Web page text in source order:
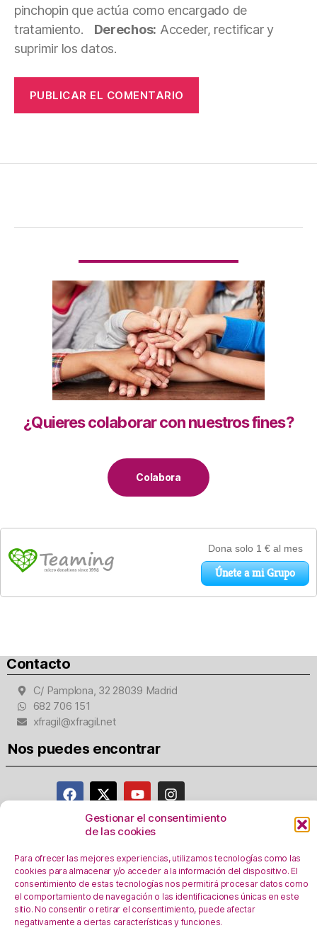
Gestionar el consentimiento
de las cookies
Para ofrecer las mejores experiencias, utilizamos tecnologías como las
cookies para almacenar y/o acceder a la información del dispositivo. El
consentimiento de estas tecnologías nos permitirá procesar datos como
el comportamiento de navegación o las identificaciones únicas en este
sitio. No consentir o retirar el consentimiento, puede afectar
negativamente a ciertas características y funciones.
pinchopin que actúa como encargado de
tratamiento.
Derechos: Acceder, rectificar y
suprimir los datos.
¿Quieres colaborar con nuestros fines?
Colabora
Contacto
C/ Pamplona, 32 28039 Madrid
682 706 151
xfragil@xfragil.net
Nos puedes encontrar
Política de privacidad
Registro Actividades como responsables del
tratamiento
Política de Cookies